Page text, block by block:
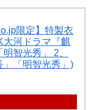
限定】特製衣
大河ドラマ『麒
智光秀」 2、
」「明智光秀」)